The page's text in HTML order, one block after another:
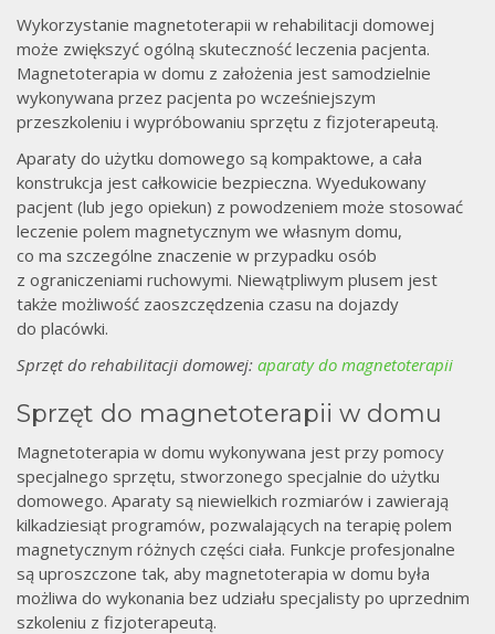
Wykorzystanie magnetoterapii w rehabilitacji domowej
może zwiększyć ogólną skuteczność leczenia pacjenta.
Magnetoterapia w domu z założenia jest samodzielnie
wykonywana przez pacjenta po wcześniejszym
przeszkoleniu i wypróbowaniu sprzętu z fizjoterapeutą.
Aparaty do użytku domowego są kompaktowe, a cała
konstrukcja jest całkowicie bezpieczna. Wyedukowany
pacjent (lub jego opiekun) z powodzeniem może stosować
leczenie polem magnetycznym we własnym domu,
co ma szczególne znaczenie w przypadku osób
z ograniczeniami ruchowymi. Niewątpliwym plusem jest
także możliwość zaoszczędzenia czasu na dojazdy
do placówki.
Sprzęt do rehabilitacji domowej: aparaty do magnetoterapii
Sprzęt do magnetoterapii w domu
Magnetoterapia w domu wykonywana jest przy pomocy
specjalnego sprzętu, stworzonego specjalnie do użytku
domowego. Aparaty są niewielkich rozmiarów i zawierają
kilkadziesiąt programów, pozwalających na terapię polem
magnetycznym różnych części ciała. Funkcje profesjonalne
są uproszczone tak, aby magnetoterapia w domu była
możliwa do wykonania bez udziału specjalisty po uprzednim
szkoleniu z fizjoterapeutą.